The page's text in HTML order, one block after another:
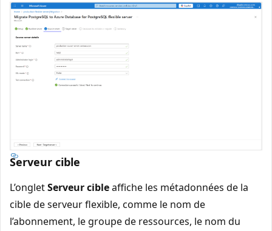
Serveur cible
L’ongletServeur cibleaffiche les métadonnées de la
cible de serveur flexible, comme le nom de
l’abonnement, le groupe de ressources, le nom du